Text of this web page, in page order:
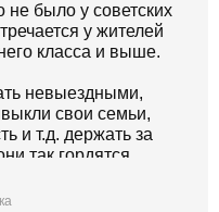
не было у советских
у жителей
класса и выше.
невыездными,
свои семьи,
и т.д. держать за
так гордятся.
пожаловался, что